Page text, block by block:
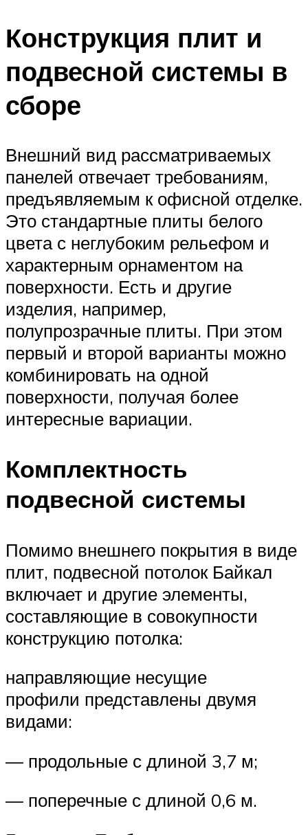
Конструкция плит и
подвесной системы в
сборе
Внешний вид рассматриваемых
панелей отвечает требованиям,
предъявляемым к офисной отделке.
Это стандартные плиты белого
цвета с неглубоким рельефом и
характерным орнаментом на
поверхности. Есть и другие
изделия, например,
полупрозрачные плиты. При этом
первый и второй варианты можно
комбинировать на одной
поверхности, получая более
интересные вариации.
Комплектность
подвесной системы
Помимо внешнего покрытия в виде
плит, подвесной потолок Байкал
включает и другие элементы,
составляющие в совокупности
конструкцию потолка:
направляющие несущие
профили представлены двумя
видами:
— продольные с длиной 3,7 м;
— поперечные с длиной 0,6 м.